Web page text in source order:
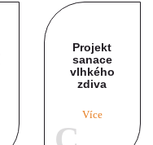
Projekt
sanace
vlhkého
zdiva
Více